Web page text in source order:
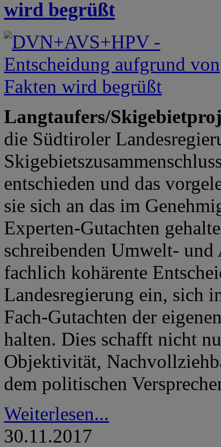
wird begrüßt
Langtaufers/
die Südtiroler
entschieden und das
sie sich an das im
Experten-Gutachten
schreibenden Umwelt-
fachlich kohärente
Landesregierung ein, sich
Fach-Gutachten der
halten. Dies schafft nicht
Objektivität,
dem politischen
Weiterlesen...
30.11.2017